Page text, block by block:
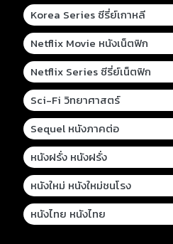
Korea Series ซีรี่ย์เกาหลี
Netflix Movie หนังเน็ตฟิก
Netflix Series ซีรี่ย์เน็ตฟิก
Sci-Fi วิทยาศาสตร์
Sequel หนังภาคต่อ
หนังฝรั่ง หนังฝรั่ง
หนังใหม่ หนังใหม่ชนโรง
หนังไทย หนังไทย